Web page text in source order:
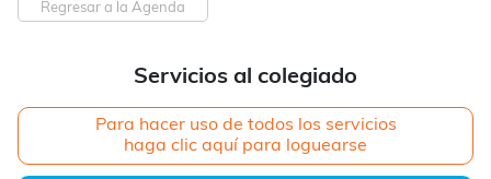
Servicios al colegiado
Para hacer uso de todos los servicios
haga clic aquí para loguearse
Regresar a la Agenda